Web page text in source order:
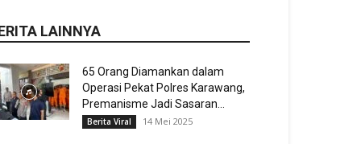
LAINNYA
65 Orang Diamankan dalam
Operasi Pekat Polres Karawang,
Premanisme Jadi Sasaran...
Berita Viral 14 Mei 2025